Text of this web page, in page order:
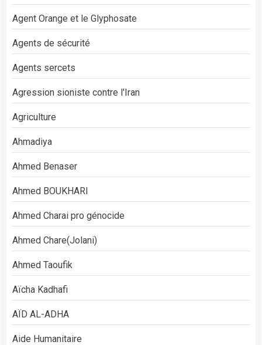
Agent Orange et le Glyphosate
Agents de sécurité
Agents sercets
Agression sioniste contre l'Iran
Agriculture
Ahmadiya
Ahmed Benaser
Ahmed BOUKHARI
Ahmed Charai pro génocide
Ahmed Chare(Jolani)
Ahmed Taoufik
Aïcha Kadhafi
AÏD AL-ADHA
Aide Humanitaire